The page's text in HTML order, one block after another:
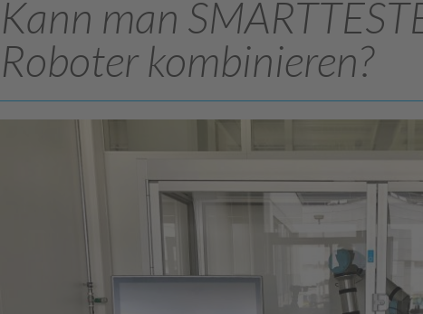
Kann man
Roboter kombinieren?